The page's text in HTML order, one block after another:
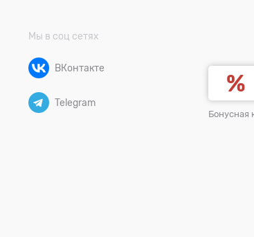
Мы в соц сетях
ВКонтакте
Telegram
Бонусная